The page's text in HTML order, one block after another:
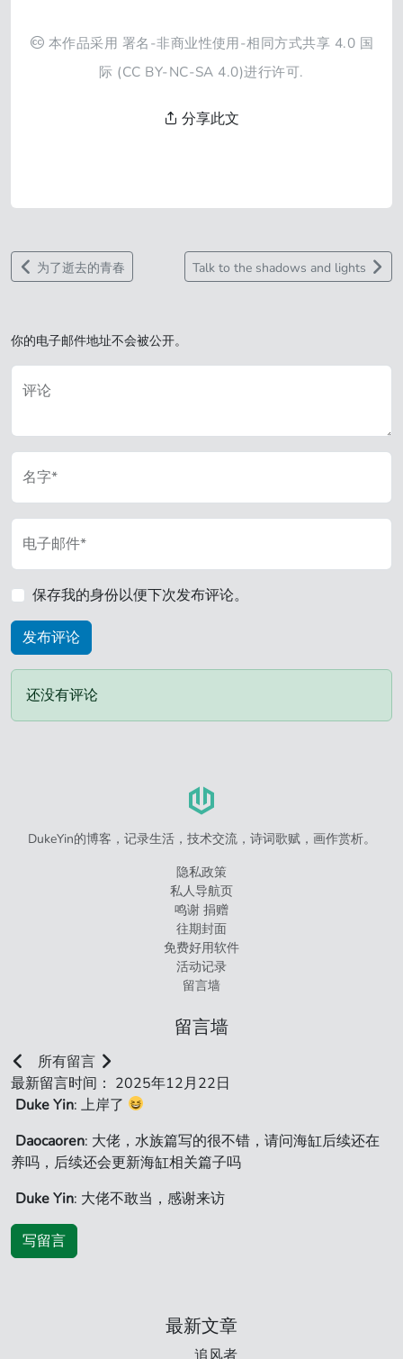
本作品采用 署名-非商业性使用-相同方式共享 4.0 国
际 (CC BY-NC-SA 4.0)进行许可.
分享此文
为了逝去的青春 Talk to the shadows and lights
你的电子邮件地址不会被公开。
评论
名字*
电子邮件*
保存我的身份以便下次发布评论。
还没有评论
DukeYin的博客，记录生活，技术交流，诗词歌赋，画作赏析。
隐私政策
私人导航页
鸣谢 捐赠
往期封面
免费好用软件
活动记录
留言墙
留言墙
所有留言
最新留言时间： 2025年12月22日
Duke Yin: 上岸了
Daocaoren: 大佬，水族篇写的很不错，请问海缸后续还在
养吗，后续还会更新海缸相关篇子吗
Duke Yin: 大佬不敢当，感谢来访
写留言
最新文章